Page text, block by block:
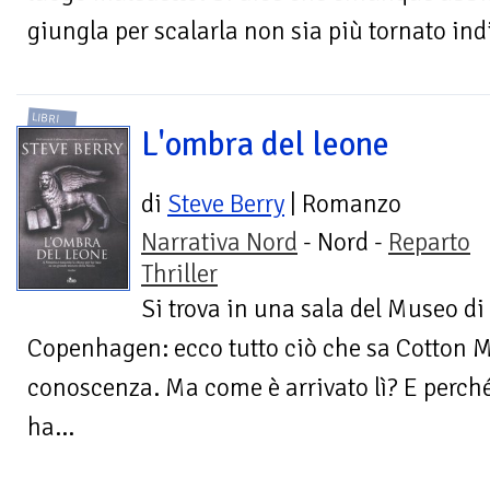
giungla per scalarla non sia più tornato
LIBRI
L'ombra del leone
di Steve Berry | Romanzo
Narrativa Nord - Nord - Reparto
Thriller
Si trova in una sala del Museo
Copenhagen: ecco tutto ciò che sa Cotton
conoscenza. Ma come è arrivato lì? E
ha...